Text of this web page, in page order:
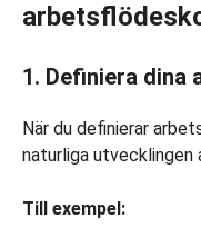
1. Definiera
När du definierar
naturliga utvecklingen
Till exempel: